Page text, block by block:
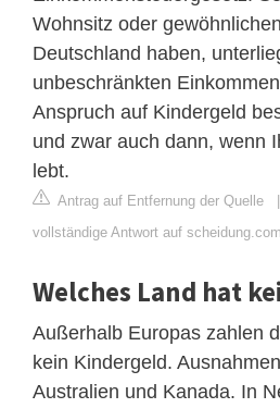
Wohnsitz oder
Deutschland haben,
unbeschränkten
Anspruch auf Kindergeld
und zwar auch dann, wenn
lebt.
Antrag auf Entfernung der Quelle
vollständige Antwort auf
Welches Land hat
Außerhalb Europas zahlen
kein Kindergeld.
Australien und Kanada. In